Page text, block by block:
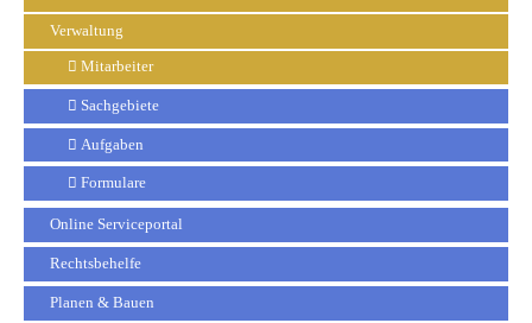
Verwaltung
Mitarbeiter
Sachgebiete
Aufgaben
Formulare
Online Serviceportal
Rechtsbehelfe
Planen & Bauen